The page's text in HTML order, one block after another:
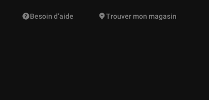
Des suggestions de produits vont vous être proposées
Besoin d’aide Trouver mon magasin